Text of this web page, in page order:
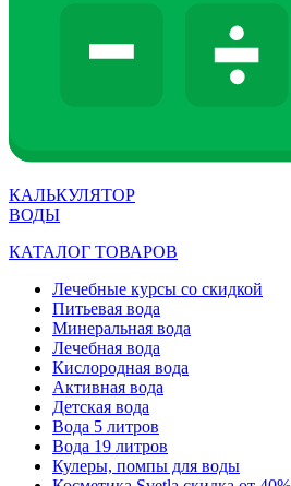
КАЛЬКУЛЯТОР
ВОДЫ
КАТАЛОГ ТОВАРОВ
Лечебные курсы со скидкой
Питьевая вода
Минеральная вода
Лечебная вода
Кислородная вода
Активная вода
Детская вода
Вода 5 литров
Вода 19 литров
Кулеры, помпы для воды